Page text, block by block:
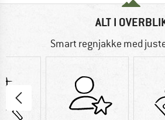
ALT I
Smart regnjakke med